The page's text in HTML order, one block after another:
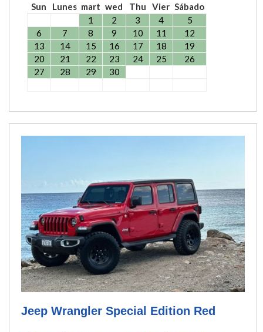
Sun
Lunes mart wed Thu Vier Sábado
1
2 3 4
5
6
7 8 9 10 11
12
13
14 15 16 17 18
19
20
21 22 23 24 25
26
27
28 29 30
Jeep Wrangler Special Edition Red